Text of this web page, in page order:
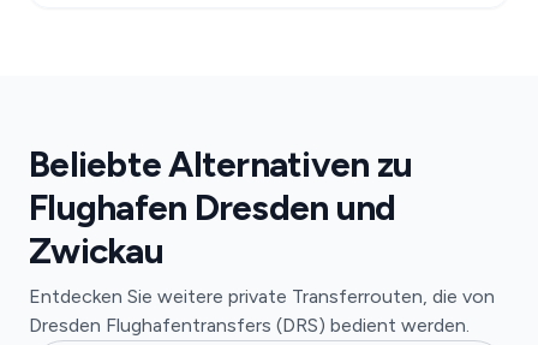
Beliebte Alternativen zu
Flughafen Dresden und
Zwickau
Entdecken Sie weitere private Transferrouten, die von
Dresden Flughafentransfers (DRS) bedient werden.